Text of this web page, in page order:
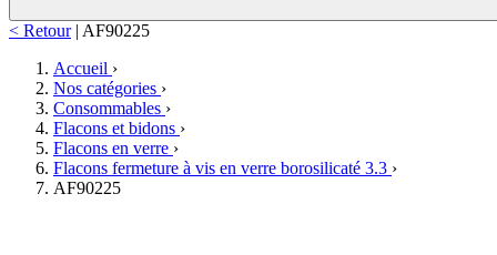
< Retour | AF90225
Accueil ›
Nos catégories ›
Consommables ›
Flacons et bidons ›
Flacons en verre ›
Flacons fermeture à vis en verre borosilicaté 3.3 ›
AF90225